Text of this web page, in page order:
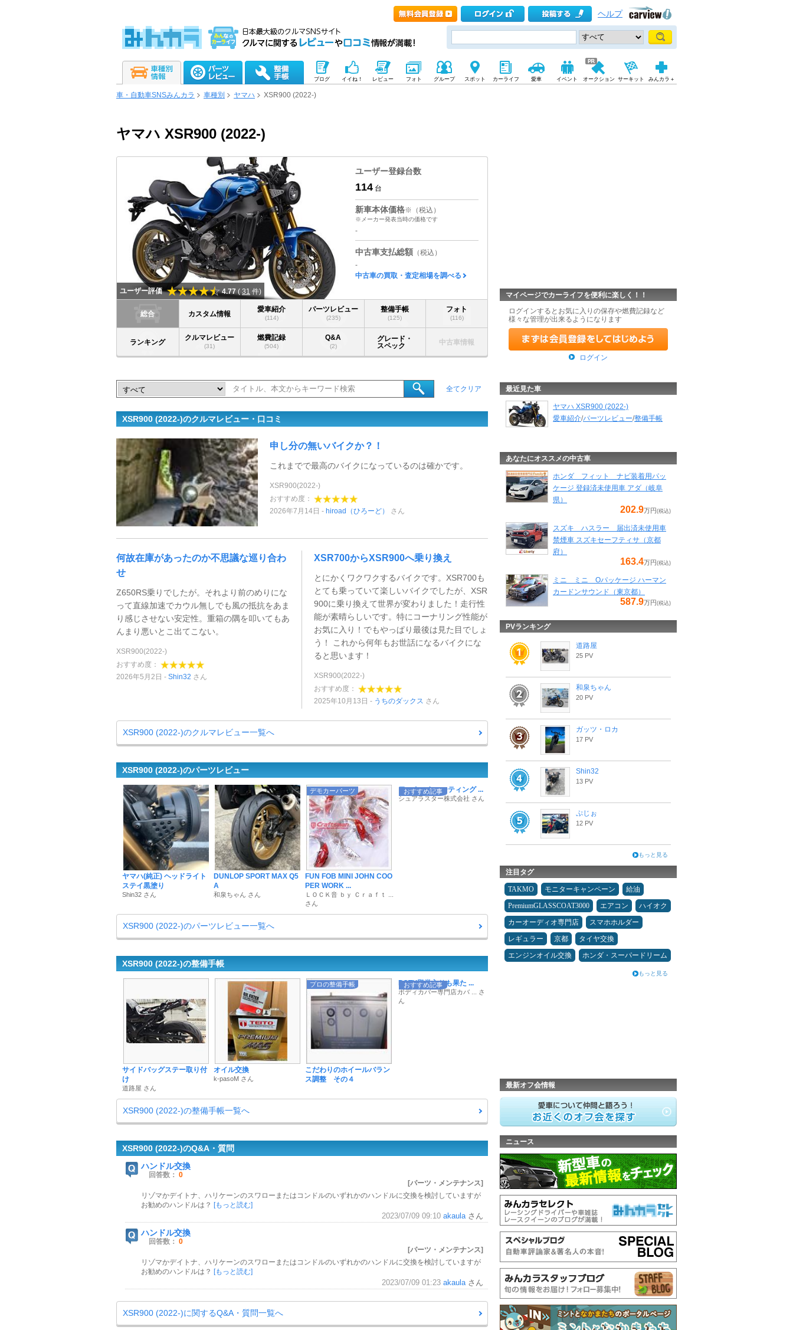
ヘルプ
ブログ イイね！ レビュー フォト グループ スポット カーライフ 愛車 イベント オークション サーキット みんカラ＋
車・自動車SNSみんカラ 車種別 ヤマハ XSR900 (2022-)
ヤマハ XSR900 (2022-)
ユーザー評価 4.77 ( 31 件)
ユーザー登録台数
114 台
新車本体価格※（税込）
※メーカー発表当時の価格です
-
中古車支払総額 （税込）
-
中古車の買取・査定相場を調べる
総合 カスタム情報
愛車紹介
(114)
パーツレビュー
(235)
整備手帳
(125)
フォト
(116)
ランキング
クルマレビュー
(31)
燃費記録
(504)
Q&A
(2)
グレード・
スペック
中古車情報
全てクリア
XSR900 (2022-)のクルマレビュー・口コミ
申し分の無いバイクか？！
これまでで最高のバイクになっているのは確かです。
XSR900(2022-)
おすすめ度：
2026年7月14日
hiroad（ひろーど） さん
何故在庫があったのか不思議な巡り合わ
せ
Z650RS乗りでしたが。それより前のめりにな
って直線加速でカウル無しでも風の抵抗をあま
り感じさせない安定性。重箱の隅を叩いてもあ
んまり悪いとこ出てこない。
XSR900(2022-)
おすすめ度：
2026年5月2日
Shin32 さん
XSR700からXSR900へ乗り換え
とにかくワクワクするバイクです。XSR700も
とても乗っていて楽しいバイクでしたが、XSR
900に乗り換えて世界が変わりました！走行性
能が素晴らしいです。特にコーナリング性能が
お気に入り！でもやっぱり最後は見た目でしょ
う！ これから何年もお世話になるバイクにな
ると思います！
XSR900(2022-)
おすすめ度：
2025年10月13日
うちのダックス さん
XSR900 (2022-)のクルマレビュー一覧へ
XSR900 (2022-)のパーツレビュー
ヤマハ(純正) ヘッドライト
ステイ黒塗り
Shin32 さん
DUNLOP SPORT MAX Q5
A
和泉ちゃん さん
デモカーパーツ
FUN FOB MINI JOHN COO
PER WORK ...
ＬＯＣＫ音 ｂｙ Ｃｒａｆｔ ...
さん
おすすめ記事
ワックスやコーティング ...
シュアラスター株式会社 さん
XSR900 (2022-)のパーツレビュー一覧へ
XSR900 (2022-)の整備手帳
サイドバッグステー取り付
け
道路屋 さん
オイル交換
k-pasoM さん
プロの整備手帳
こだわりのホイールバラン
ス調整 その４
おすすめ記事
POTY殿堂入りも果た ...
ボディカバー専門店カバ ... さ
ん
XSR900 (2022-)の整備手帳一覧へ
XSR900 (2022-)のQ&A・質問
ハンドル交換
回答数： 0
[パーツ・メンテナンス]
リゾマかデイトナ、ハリケーンのスワローまたはコンドルのいずれかのハンドルに交換を検討していますが
お勧めのハンドルは？ [もっと読む]
2023/07/09 09:10 akaulaさん
ハンドル交換
回答数： 0
[パーツ・メンテナンス]
リゾマかデイトナ、ハリケーンのスワローまたはコンドルのいずれかのハンドルに交換を検討していますが
お勧めのハンドルは？ [もっと読む]
2023/07/09 01:23 akaulaさん
XSR900 (2022-)に関するQ&A・質問一覧へ
マイページでカーライフを便利に楽しく！！
ログインするとお気に入りの保存や燃費記録など
様々な管理が出来るようになります
ログイン
最近見た車
ヤマハ XSR900 (2022-)
愛車紹介/パーツレビュー/整備手帳
あなたにオススメの中古車
ホンダ フィット ナビ装着用パッ
ケージ 登録済未使用車 アダ（岐阜
県）
202.9万円 (税込)
スズキ ハスラー 届出済未使用車
禁煙車 スズキセーフティサ（京都
府）
163.4万円 (税込)
ミニ ミニ Oパッケージ ハーマン
カードンサウンド（東京都）
587.9万円 (税込)
PVランキング
道路屋
25 PV
和泉ちゃん
20 PV
ガッツ・ロカ
17 PV
Shin32
13 PV
ぷじぉ
12 PV
もっと見る
注目タグ
TAKMO モニターキャンペーン
給油
PremiumGLASSCOAT3000
エアコン
ハイオク
カーオーディオ専門店
スマホホルダー
レギュラー
京都
タイヤ交換
エンジンオイル交換
ホンダ・スーパードリーム
もっと見る
最新オフ会情報
ニュース